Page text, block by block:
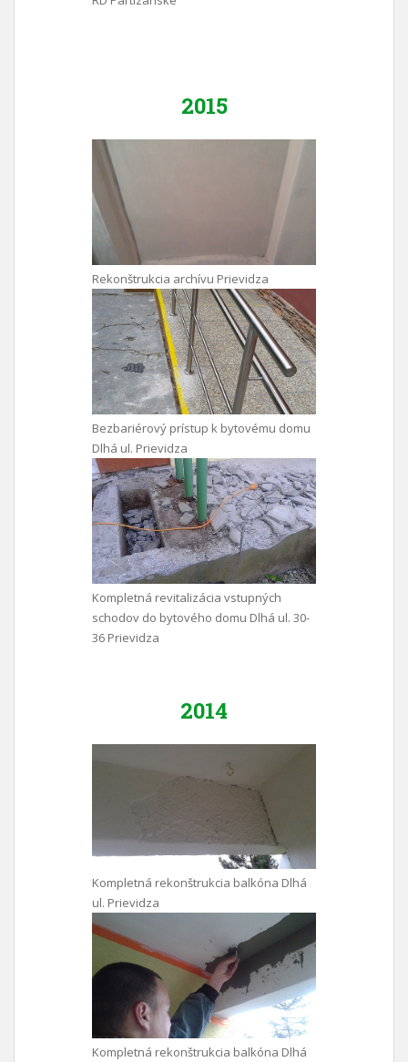
2015
Rekonštrukcia archívu Prievidza
Bezbariérový prístup k bytovému domu
Dlhá ul. Prievidza
Kompletná revitalizácia vstupných
schodov do bytového domu Dlhá ul. 30-
36 Prievidza
2014
Kompletná rekonštrukcia balkóna Dlhá
ul. Prievidza
Kompletná rekonštrukcia balkóna Dlhá